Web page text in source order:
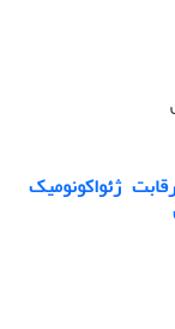
ژئواکونومیک